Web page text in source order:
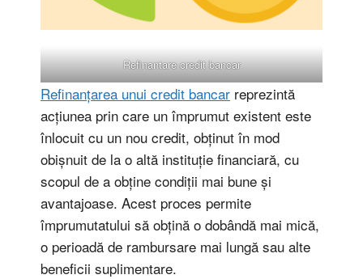
Refinantare credit bancar
Refinanțarea unui credit bancar reprezintă
acțiunea prin care un împrumut existent este
înlocuit cu un nou credit, obținut în mod
obișnuit de la o altă instituție financiară, cu
scopul de a obține condiții mai bune și
avantajoase. Acest proces permite
împrumutatului să obțină o dobândă mai mică,
o perioadă de rambursare mai lungă sau alte
beneficii suplimentare.